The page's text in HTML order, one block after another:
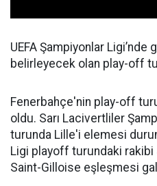
UEFA Şampiyonlar Ligi’nde
belirleyecek olan play-off
Fenerbahçe'nin play-off
oldu. Sarı Lacivertliler
turunda Lille'i elemesi
Ligi playoff turundaki rakibi
Saint-Gilloise eşleşmesi